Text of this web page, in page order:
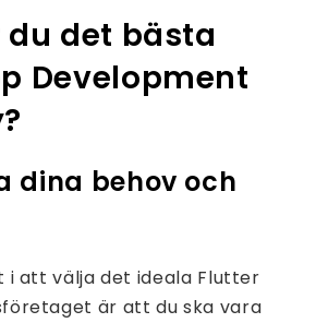
du det bästa
Development
dina behov och
i att välja det ideala Flutter
är att du ska vara